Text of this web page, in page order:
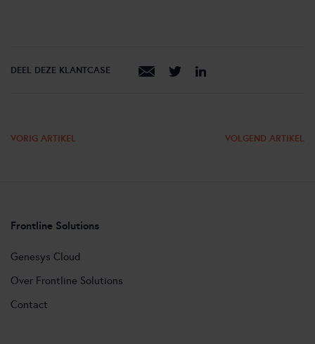
DEEL DEZE KLANTCASE
VORIG ARTIKEL VOLGEND ARTIKEL
Frontline Solutions
Genesys Cloud
Over Frontline Solutions
Contact